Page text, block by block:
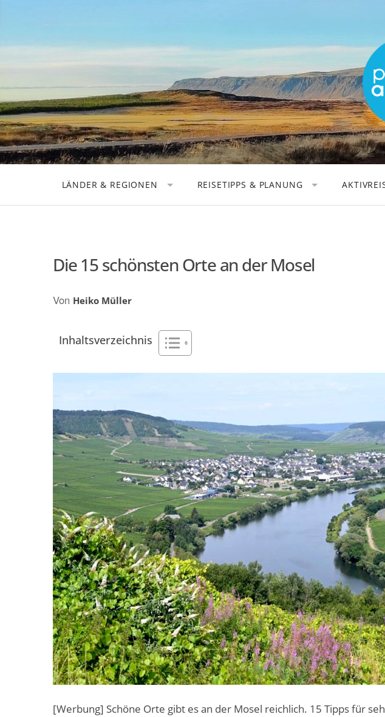
content
LÄNDER & REGIONEN
ASIEN
OZEANIEN
REISETIPPS & PLANUNG
AUSRÜSTUNG
Die 15 schönsten Orte an der Mosel
Von Heiko Müller
Inhaltsverzeichnis
[Werbung] Schöne Orte gibt es an der Mosel reichlich. 15 Tipps für